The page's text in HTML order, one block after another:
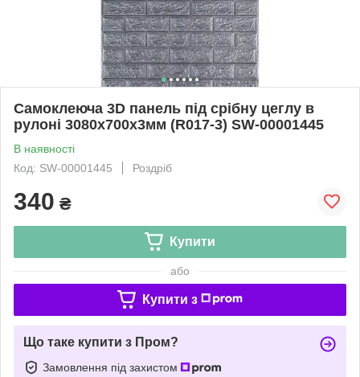
Самоклеюча 3D панель під срібну цеглу в
рулоні 3080x700x3мм (R017-3) SW-00001445
В наявності
Код: SW-00001445
Роздріб
340 ₴
Купити
або
Купити з
Що таке купити з Пром?
Замовлення під захистом